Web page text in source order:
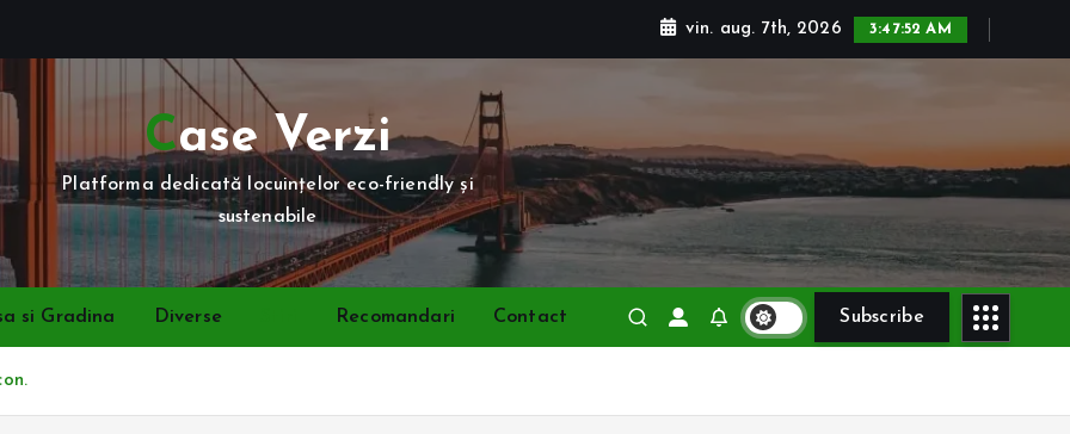
vin. aug. 7th, 2026 3:47:53 AM
Case Verzi
Platforma dedicată locuințelor eco-friendly și
sustenabile
si Gradina Diverse Recomandari Contact Subscribe